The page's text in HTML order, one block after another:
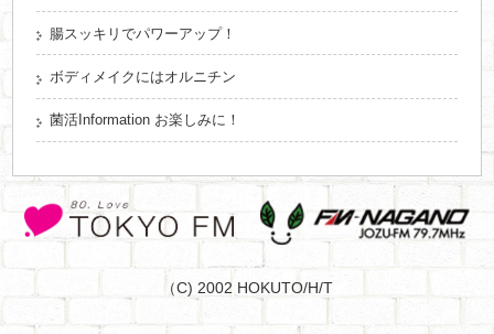
腸スッキリでパワーアップ！
ボディメイクにはオルニチン
菌活Information お楽しみに！
（C) 2002 HOKUTO/H/T